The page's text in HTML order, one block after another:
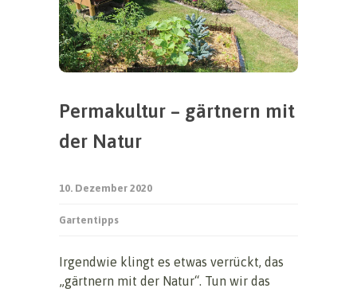
Permakultur – gärtnern mit
der Natur
10. Dezember 2020
Gartentipps
Irgendwie klingt es etwas verrückt, das
„gärtnern mit der Natur“. Tun wir das